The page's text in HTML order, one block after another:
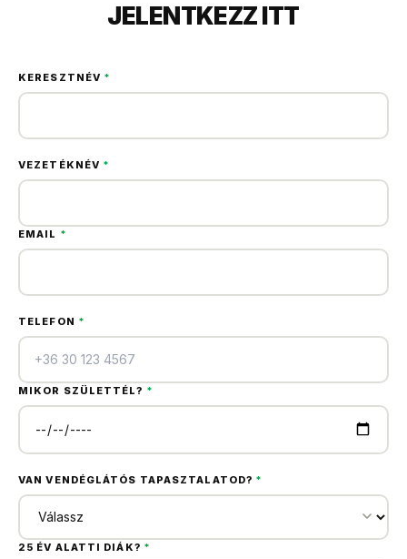
JELENTKEZZ ITT
KERESZTNÉV *
VEZETÉKNÉV *
EMAIL *
TELEFON *
MIKOR SZÜLETTÉL? *
VAN VENDÉGLÁTÓS TAPASZTALATOD? *
25 ÉV ALATTI DIÁK? *